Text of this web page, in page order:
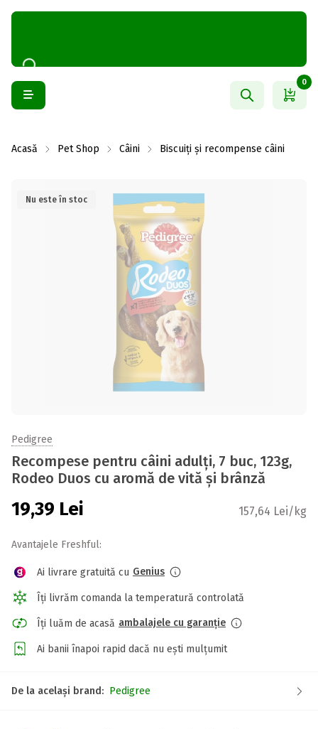
0
Acasă Pet Shop Câini Biscuiți și recompense câini
Nu este în stoc
Pedigree
Recompese pentru câini adulți, 7 buc, 123g,
Rodeo Duos cu aromă de vită și brânză
19,39 Lei 157,64 Lei/kg
Avantajele Freshful:
Ai livrare gratuită cu Genius
Îți livrăm comanda la temperatură controlată
Îți luăm de acasă ambalajele cu garanție
Ai banii înapoi rapid dacă nu ești mulțumit
De la același brand: Pedigree